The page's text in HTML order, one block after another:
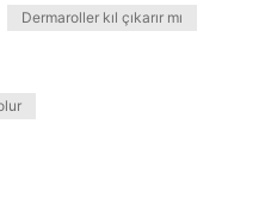
Dermaroller kıl çıkarır mı